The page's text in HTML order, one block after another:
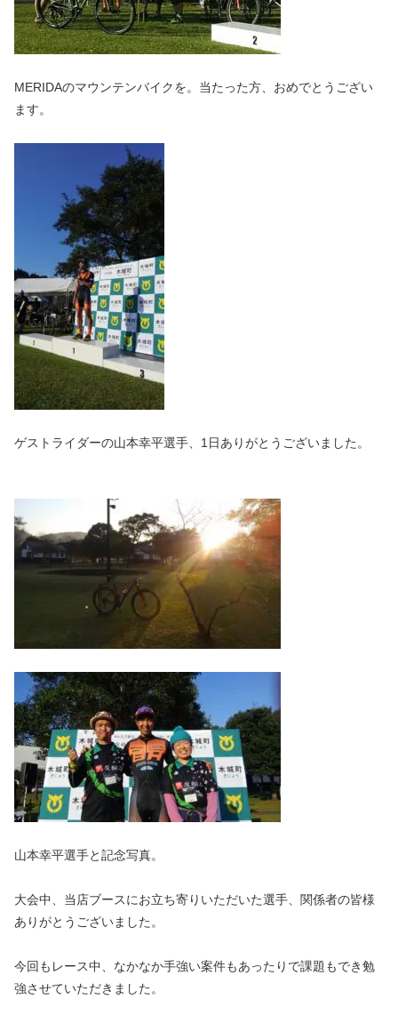
MERIDAのマウンテンバイクを。当たった方、おめでとうござい
ます。
ゲストライダーの山本幸平選手、1日ありがとうございました。
山本幸平選手と記念写真。
大会中、当店ブースにお立ち寄りいただいた選手、関係者の皆様
ありがとうございました。
今回もレース中、なかなか手強い案件もあったりで課題もでき勉
強させていただきました。